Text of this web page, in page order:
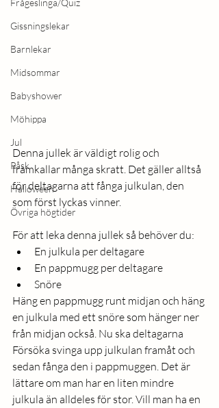
Frågeslinga/Quiz
Gissningslekar
Barnlekar
Midsommar
Babyshower
Möhippa
Jul
Påsk
Halloween
Övriga högtider
Denna jullek är väldigt rolig och
framkallar många skratt. Det gäller alltså
för deltagarna att fånga julkulan, den
som först lyckas vinner.
För att leka denna jullek så behöver du:
En julkula per deltagare
En pappmugg per deltagare
Snöre
Häng en pappmugg runt midjan och häng
en julkula med ett snöre som hänger ner
från midjan också. Nu ska deltagarna
Försöka svinga upp julkulan framåt och
sedan fånga den i pappmuggen. Det är
lättare om man har en liten mindre
julkula än alldeles för stor. Vill man ha en